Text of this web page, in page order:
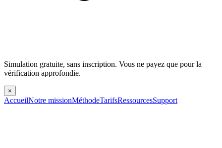
Simulation gratuite, sans inscription. Vous ne payez que pour la
vérification approfondie.
×
AccueilNotre missionMéthodeTarifsRessourcesSupport